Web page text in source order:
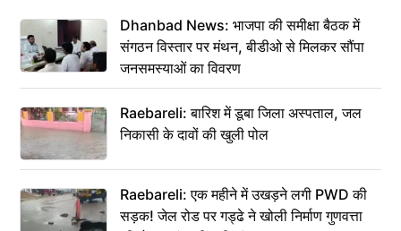
Dhanbad News: भाजपा की समीक्षा बैठक में
संगठन विस्तार पर मंथन, बीडीओ से मिलकर सौंपा
जनसमस्याओं का विवरण
Raebareli: बारिश में डूबा जिला अस्पताल, जल
निकासी के दावों की खुली पोल
Raebareli: एक महीने में उखड़ने लगी PWD की
सड़क! जेल रोड पर गड्ढे ने खोली निर्माण गुणवत्ता